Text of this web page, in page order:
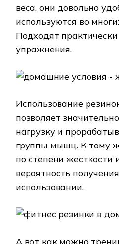
веса, они довольно
используются во
Подходят
упражнения.
Использование
позволяет
нагрузку и
группы мышц. К тому
по степени жесткости
вероятность
использовании.
А вот как можно